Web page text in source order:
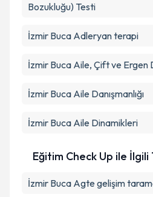
Bozukluğu) Testi
İzmir Buca Adleryan terapi
İzmir Buca Aile, Çift ve Ergen
İzmir Buca Aile Danışmanlığı
İzmir Buca Aile Dinamikleri
Eğitim Check Up ile
İzmir Buca Agte gelişim